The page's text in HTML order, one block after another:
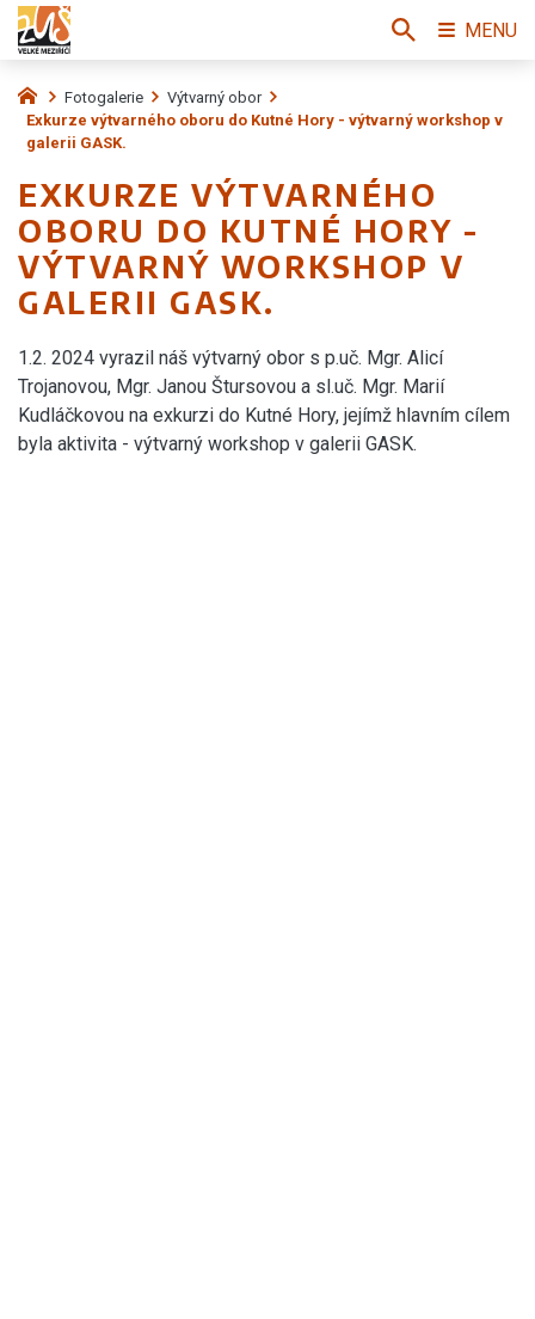
Fotogalerie
Výtvarný obor
Exkurze výtvarného oboru do Kutné Hory - výtvarný workshop v
galerii GASK.
EXKURZE VÝTVARNÉHO
OBORU DO KUTNÉ HORY -
VÝTVARNÝ WORKSHOP V
GALERII GASK.
1.2. 2024 vyrazil náš výtvarný obor s p.uč. Mgr. Alicí
Trojanovou, Mgr. Janou Štursovou a sl.uč. Mgr. Marií
Kudláčkovou na exkurzi do Kutné Hory, jejímž hlavním cílem
byla aktivita - výtvarný workshop v galerii GASK.
MENU